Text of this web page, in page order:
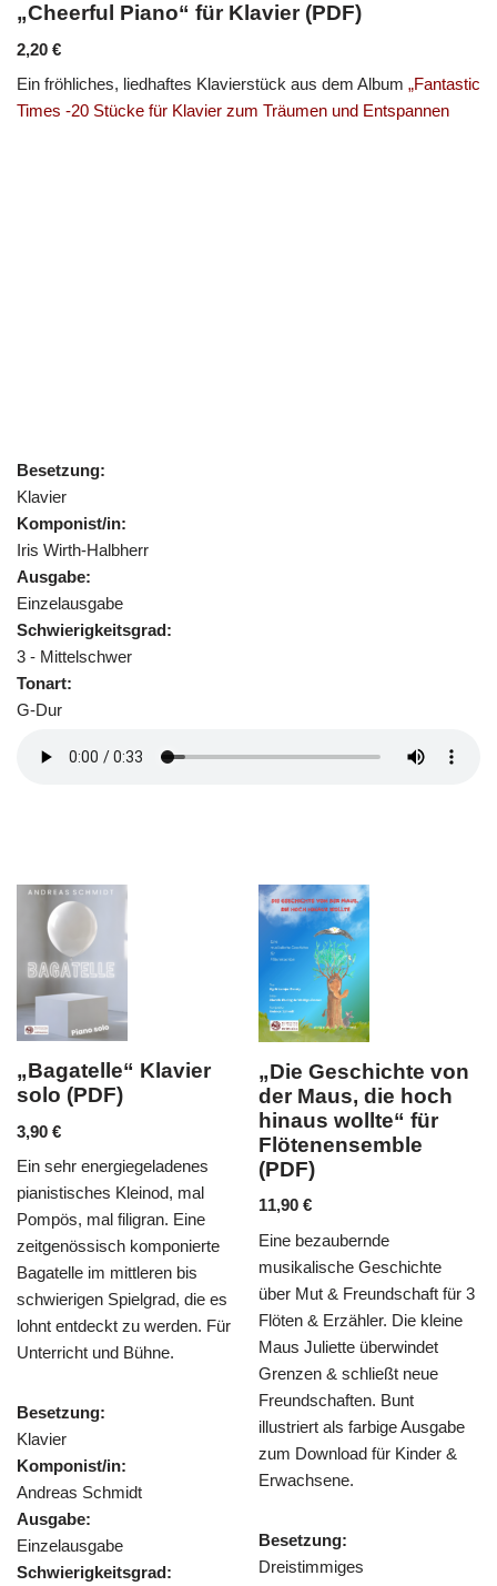
„Cheerful Piano“ für Klavier (PDF)
2,20 €
Ein fröhliches, liedhaftes Klavierstück aus dem Album „Fantastic
Times -20 Stücke für Klavier zum Träumen und Entspannen
Besetzung:
Klavier
Komponist/in:
Iris Wirth-Halbherr
Ausgabe:
Einzelausgabe
Schwierigkeitsgrad:
3 - Mittelschwer
Tonart:
G-Dur
mal
Eine
bis
die es
Für
„Die Geschichte von
der Maus, die hoch
hinaus wollte“ für
Flötenensemble
(PDF)
11,90€
Eine bezaubernde
musikalische Geschichte
über Mut & Freundschaft für 3
Flöten & Erzähler. Die kleine
Maus Juliette überwindet
Grenzen & schließt neue
Freundschaften. Bunt
illustriert als farbige Ausgabe
zum Download für Kinder &
Besetzung:
Dreistimmiges
„Abschied
Walde“ für 2
und Klavier
6,90€
komponiert, findet
stimmungsvolles
Flöten & Klavier
Arrangement von
Reichert wird die
kunstvoll variiert
verziert.
Besetzung:
Ausgabe: